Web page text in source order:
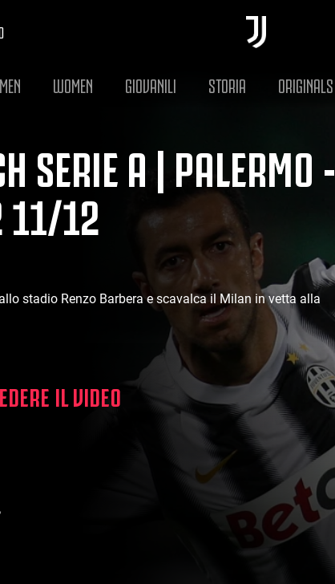
MEN WOMEN GIOVANILI STORIA ORIGINALS
SERIE A | PALERMO -
11/12
stadio Renzo Barbera e scavalca il Milan in vetta alla
IL VIDEO